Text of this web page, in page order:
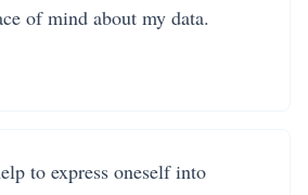
of mind about my data.
to express oneself into